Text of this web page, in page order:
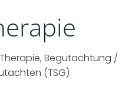
Begutachtung /
(TSG)